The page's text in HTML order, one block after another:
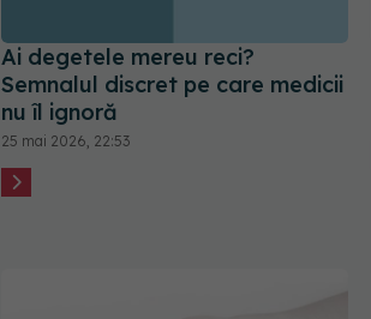
Ai degetele mereu reci?
Semnalul discret pe care medicii
nu îl ignoră
25 mai 2026, 22:53